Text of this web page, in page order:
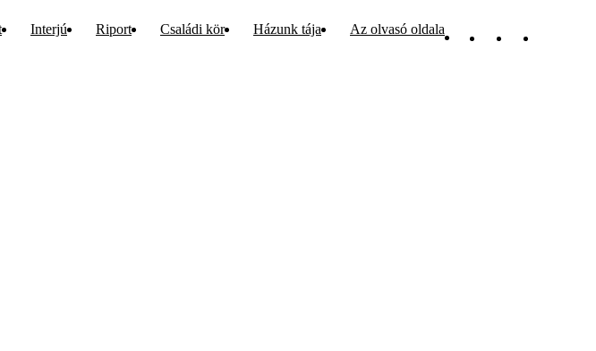
Interjú Riport Családi kör Házunk tája Az olvasó oldala